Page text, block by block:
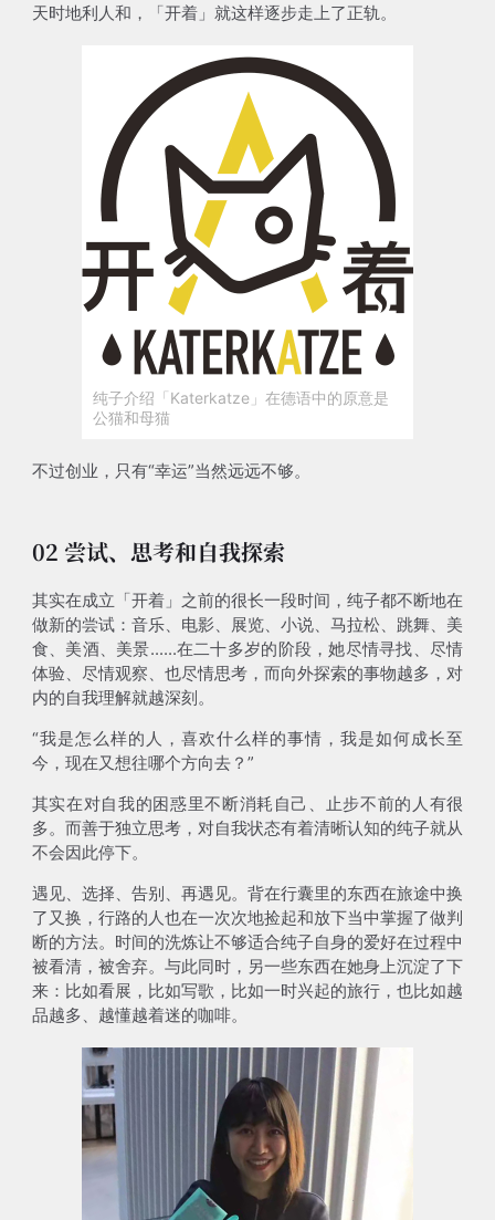
天时地利人和，「开着」就这样逐步走上了正轨。
纯子介绍「Katerkatze」在德语中的原意是
公猫和母猫
不过创业，只有“幸运”当然远远不够。
02 尝试、思考和自我探索
其实在成立「开着」之前的很长一段时间，纯子都不断地在
做新的尝试：音乐、电影、展览、小说、马拉松、跳舞、美
食、美酒、美景......在二十多岁的阶段，她尽情寻找、尽情
体验、尽情观察、也尽情思考，而向外探索的事物越多，对
内的自我理解就越深刻。
“我是怎么样的人，喜欢什么样的事情，我是如何成长至
今，现在又想往哪个方向去？”
其实在对自我的困惑里不断消耗自己、止步不前的人有很
多。而善于独立思考，对自我状态有着清晰认知的纯子就从
不会因此停下。
遇见、选择、告别、再遇见。背在行囊里的东西在旅途中换
了又换，行路的人也在一次次地捡起和放下当中掌握了做判
断的方法。时间的洗炼让不够适合纯子自身的爱好在过程中
被看清，被舍弃。与此同时，另一些东西在她身上沉淀了下
来：比如看展，比如写歌，比如一时兴起的旅行，也比如越
品越多、越懂越着迷的咖啡。